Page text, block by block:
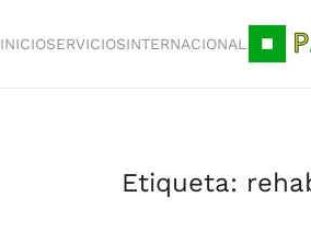
INICIOSERVICIOSINTERNACIONAL
Etiqueta: